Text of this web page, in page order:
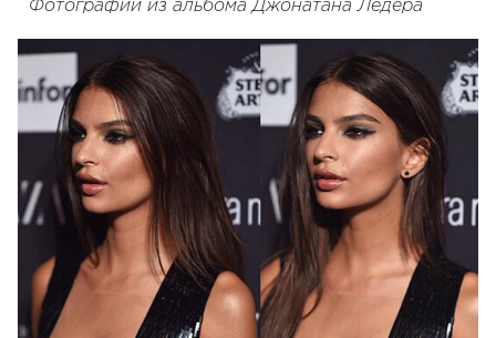
Фотографии из альбома Джонатана Ледера